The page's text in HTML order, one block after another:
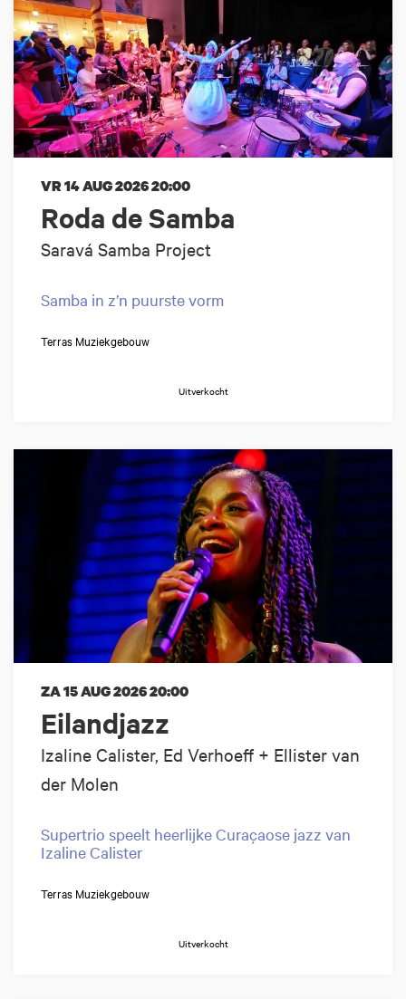
Roda de Samba
Saravá Samba Project
VR 14 AUG 202620:00
Samba in z’n puurste vorm
Terras Muziekgebouw
Uitverkocht
Eilandjazz
Izaline Calister, Ed Verhoeff + Ellister van
der Molen
ZA 15 AUG 202620:00
Supertrio speelt heerlijke Curaçaose jazz van
Izaline Calister
Terras Muziekgebouw
Uitverkocht